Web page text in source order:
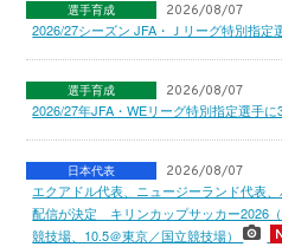
選手育成 2026/08/07
2026/27シーズン JFA・Ｊリーグ特別指
選手育成 2026/08/07
2026/27年JFA・WEリーグ特別指定選手
日本代表 2026/08/07
エクアドル代表、ニュージーランド代表
配信が決定 キリンカップサッカー2026
競技場、10.5＠東京／国立競技場）